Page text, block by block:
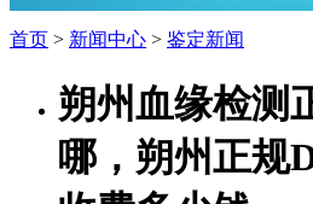
首页 > 新闻中心 > 鉴定新闻
朔州血缘检测
哪，朔州正规